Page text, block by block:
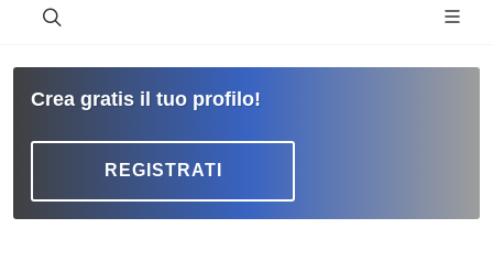
Crea gratis il tuo profilo!
REGISTRATI